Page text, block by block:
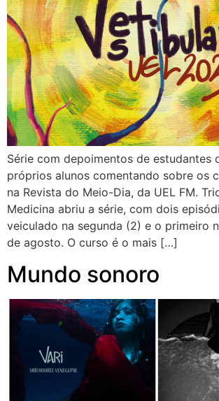
Série com depoimentos de estudantes
próprios alunos comentando sobre os
na Revista do Meio-Dia, da UEL FM.
Medicina abriu a série, com dois
veiculado na segunda (2) e o primeiro
de agosto. O curso é o mais […]
Mundo sonoro